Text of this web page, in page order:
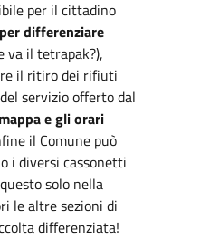
per il cittadino
differenziare
va il tetrapak?),
il ritiro dei rifiuti
servizio offerto dal
mappa e gli orari
il Comune può
i diversi cassonetti
solo nella
le altre sezioni di
differenziata!